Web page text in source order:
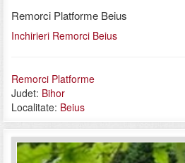
Remorci Platforme Beius
Inchirieri Remorci Beius
Remorci Platforme
Judet: Bihor
Localitate: Beius